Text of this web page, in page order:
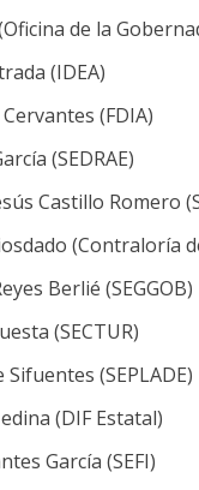
de la
(IDEA)
(FDIA)
(SEDRAE)
Castillo Romero
(Contraloría
Berlié (SEGGOB)
(SECTUR)
(SEPLADE)
(DIF Estatal)
García (SEFI)